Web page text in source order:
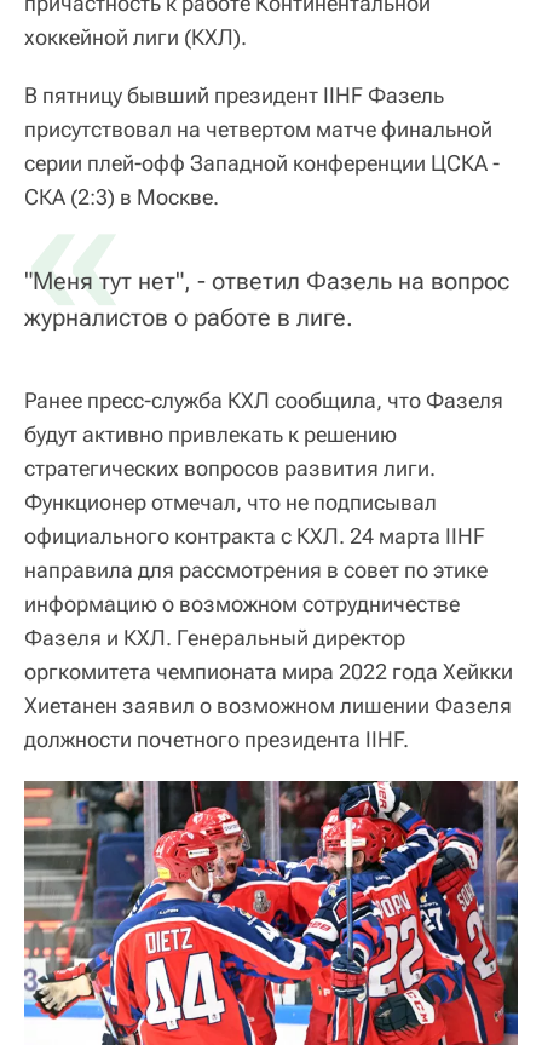
хоккейной лиги (КХЛ).
В пятницу бывший президент IIHF Фазель
присутствовал на четвертом матче финальной
серии плей-офф Западной конференции ЦСКА -
СКА (2:3) в Москве.
«
"Меня тут нет", - ответил Фазель на вопрос
журналистов о работе в лиге.
Ранее пресс-служба КХЛ сообщила, что Фазеля
будут активно привлекать к решению
стратегических вопросов развития лиги.
Функционер отмечал, что не подписывал
официального контракта с КХЛ. 24 марта IIHF
направила для рассмотрения в совет по этике
информацию о возможном сотрудничестве
Фазеля и КХЛ. Генеральный директор
оргкомитета чемпионата мира 2022 года Хейкки
Хиетанен заявил о возможном лишении Фазеля
должности почетного президента IIHF.